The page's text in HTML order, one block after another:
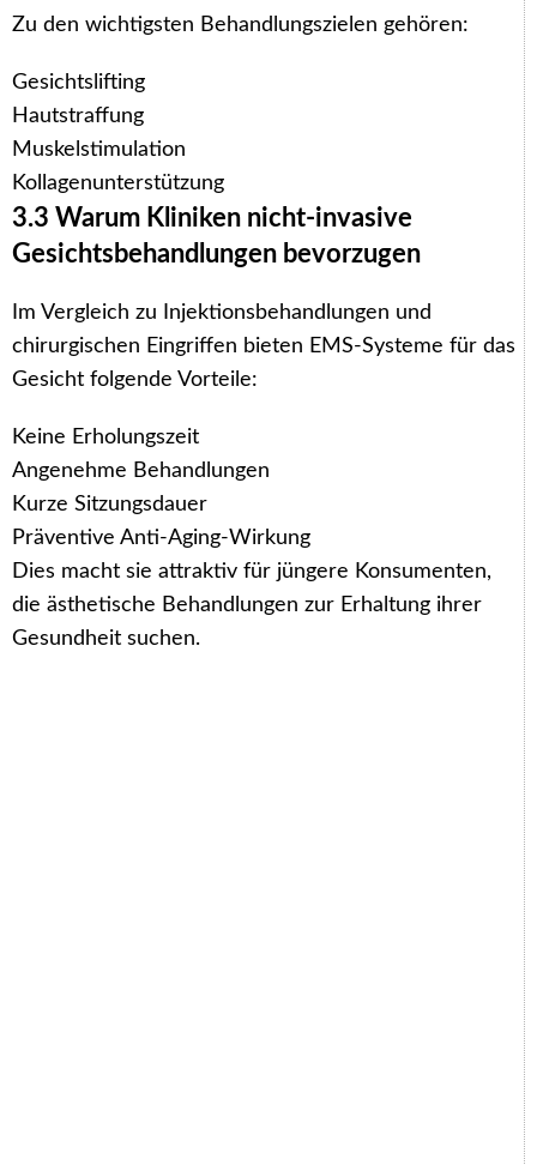
Zu den wichtigsten Behandlungszielen gehören:
Gesichtslifting
Hautstraffung
Muskelstimulation
Kollagenunterstützung
3.3 Warum Kliniken nicht-invasive
Gesichtsbehandlungen bevorzugen
Im Vergleich zu Injektionsbehandlungen und
chirurgischen Eingriffen bieten EMS-Systeme für das
Gesicht folgende Vorteile:
Keine Erholungszeit
Angenehme Behandlungen
Kurze Sitzungsdauer
Präventive Anti-Aging-Wirkung
Dies macht sie attraktiv für jüngere Konsumenten,
die ästhetische Behandlungen zur Erhaltung ihrer
Gesundheit suchen.